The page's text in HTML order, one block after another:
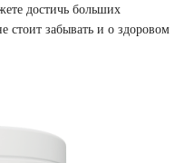
достичь больших
стоит забывать и о здоровом